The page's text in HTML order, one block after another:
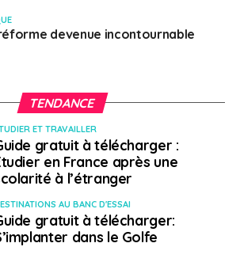
Uni. C’est le site qui possède
immobilières. Si vous cherchez à
entier (et non juste une
ici qu’il faut commencer.
des alertes instantanées, car les
vite à Londres.
réforme devenue incontournable
TENDANCE
ET TRAVAILLER
gratuit à télécharger :
en France après une
à l’étranger
AU BANC D'ESSAI
gratuit à télécharger:
dans le Golfe